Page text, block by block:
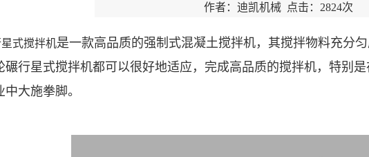
作者：迪凯机械 点击：2824次
式搅拌机是一款高品质的强制式混凝土搅拌机，其搅拌物料充分
碾行星式搅拌机都可以很好地适应，完成高品质的搅拌机，特别
中大施拳脚。